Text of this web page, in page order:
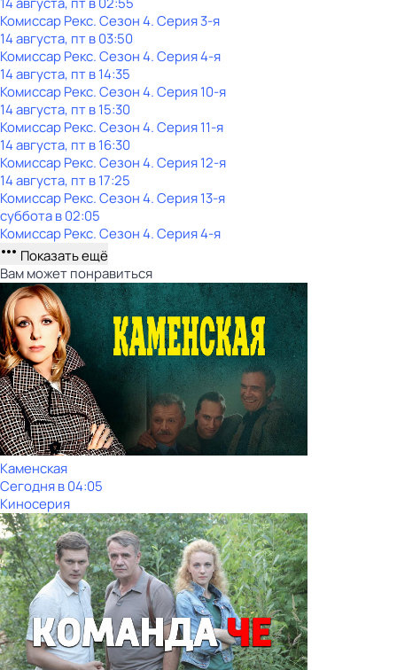
Комиссар Рекс. Сезон 4. Серия 3-я
14 августа, пт в 03:50
Комиссар Рекс. Сезон 4. Серия 4-я
14 августа, пт в 14:35
Комиссар Рекс. Сезон 4. Серия 10-я
14 августа, пт в 15:30
Комиссар Рекс. Сезон 4. Серия 11-я
14 августа, пт в 16:30
Комиссар Рекс. Сезон 4. Серия 12-я
14 августа, пт в 17:25
Комиссар Рекс. Сезон 4. Серия 13-я
субботав02:05
Комиссар Рекс. Сезон 4. Серия 4-я
Показать ещё
Вам может понравиться
Каменская
Сегодня в 04:05
Киносерия